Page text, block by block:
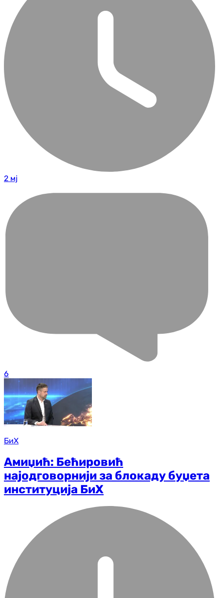
2 мј
6
БиХ
Амиџић: Бећировић
најодговорнији за блокаду буџета
институција БиХ